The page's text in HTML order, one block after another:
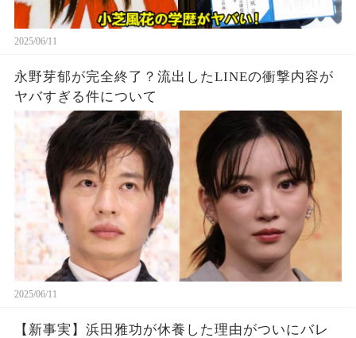
2025/06/11
永野芽郁が完全終了？流出したLINEの衝撃内容が
ヤバすぎる件について
2025/06/11
【新事実】浜田雅功が休養した理由がついにバレ